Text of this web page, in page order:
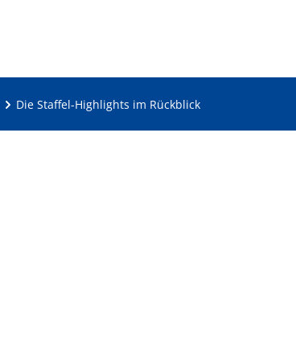
Die Staffel-Highlights im Rückblick